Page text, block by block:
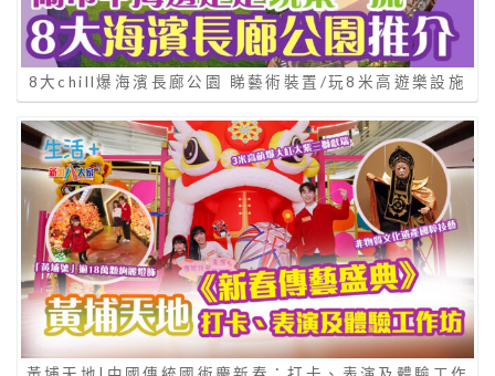
8大chill爆海濱長廊公園 睇藝術裝置/玩8米高遊樂設施